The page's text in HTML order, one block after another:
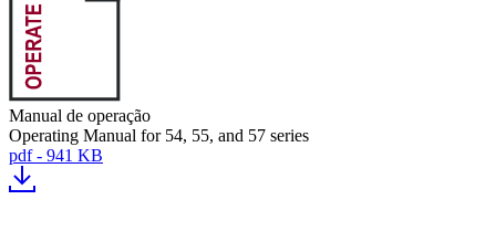
Manual de operação
Operating Manual for 54, 55, and 57 series
pdf - 941 KB